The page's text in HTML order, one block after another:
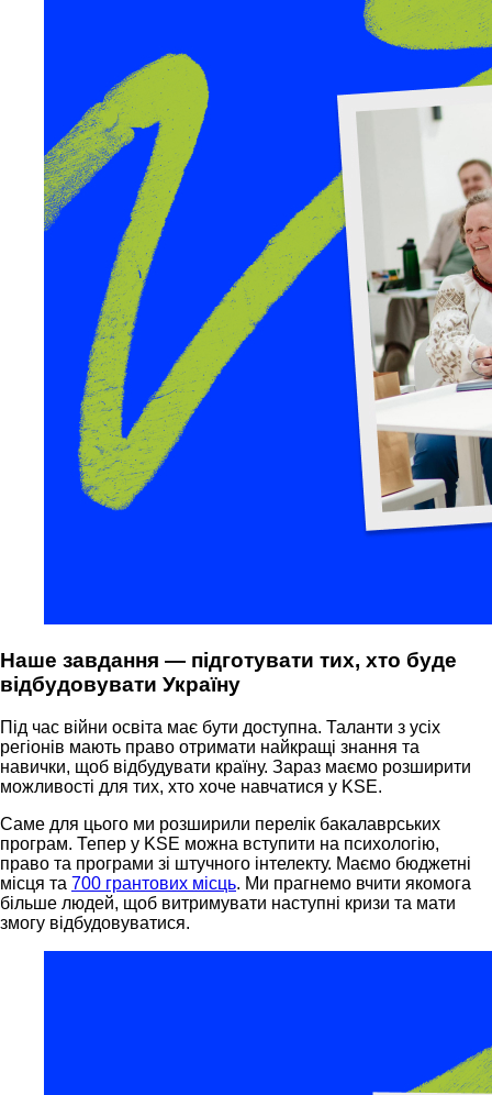
Наше завдання — підготувати тих, хто буде
відбудовувати Україну
Під час війни освіта має бути доступна. Таланти з усіх
регіонів мають право отримати найкращі знання та
навички, щоб відбудувати країну. Зараз маємо розширити
можливості для тих, хто хоче навчатися у KSE.
Саме для цього ми розширили перелік бакалаврських
програм. Тепер у KSE можна вступити на психологію,
право та програми зі штучного інтелекту. Маємо бюджетні
місця та 700 грантових місць. Ми прагнемо вчити якомога
більше людей, щоб витримувати наступні кризи та мати
змогу відбудовуватися.